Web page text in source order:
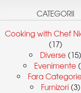
(17)
(15)
(3)